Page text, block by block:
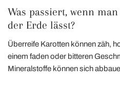
Was passiert, wenn
der Erde lässt?
Überreife Karotten können zäh,
einem faden oder bitteren
Mineralstoffe können sich